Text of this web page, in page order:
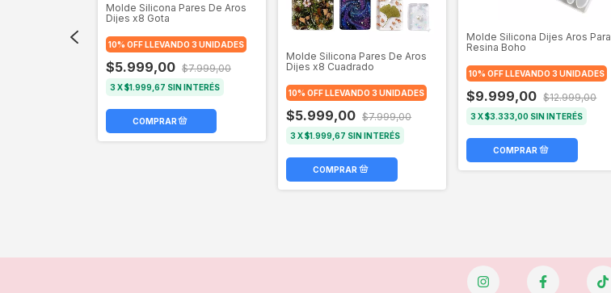
Molde Silicona Pares De Aros
Dijes x8 Gota
10% OFF LLEVANDO 3 UNIDADES
$5.999,00 $7.999,00
3X$1.999,67 SIN INTERÉS
Molde Silicona Pares De Aros
Dijes x8 Cuadrado
10% OFF LLEVANDO 3 UNIDADES
$5.999,00 $7.999,00
3X$1.999,67 SIN INTERÉS
Molde Silicona Dijes Aros Para
Resina Boho
10% OFF LLEVANDO 3 UNIDADES
$9.999,00 $12.999,00
3X$3.333,00 SIN INTERÉS